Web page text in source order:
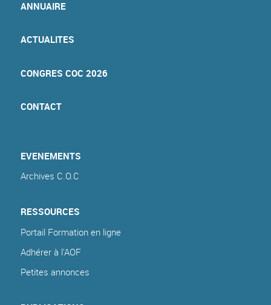
ANNUAIRE
ACTUALITES
CONGRES COC 2026
CONTACT
EVENEMENTS
Archives C.O.C
RESSOURCES
Portail Formation en ligne
Adhérer à l'AOF
Petites annonces